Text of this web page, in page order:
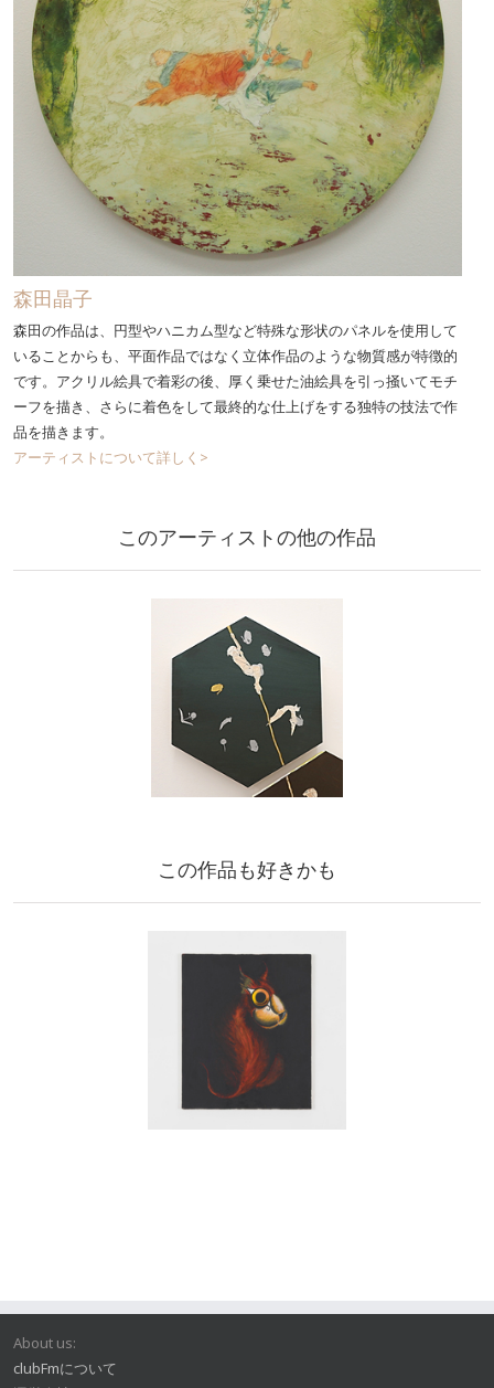
森田晶子
森田の作品は、円型やハニカム型など特殊な形状のパネルを使用して
いることからも、平面作品ではなく立体作品のような物質感が特徴的
です。アクリル絵具で着彩の後、厚く乗せた油絵具を引っ掻いてモチ
ーフを描き、さらに着色をして最終的な仕上げをする独特の技法で作
品を描きます。
アーティストについて詳しく>
このアーティストの他の作品
この作品も好きかも
About us:
clubFmについて